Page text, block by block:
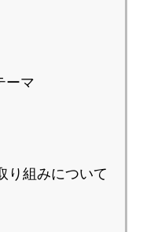
ーマ
り組みについて